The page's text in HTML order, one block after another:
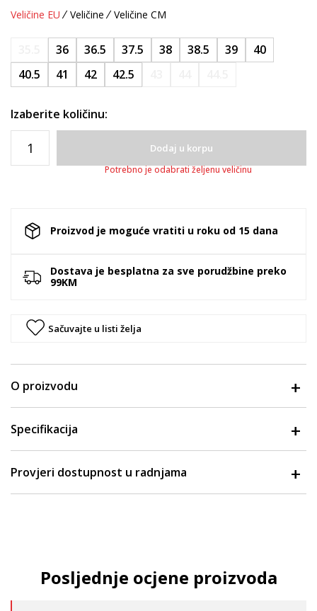
Veličine EU Veličine Veličine CM
36 36.5 37.5 38 38.5 39
40
40.5
41 42 42.5
Izaberite količinu:
Dodaj u korpu
Potrebno je odabrati željenu veličinu
Proizvod je moguće vratiti u roku od 15 dana
Dostava je besplatna za sve porudžbine preko
99KM
Sačuvajte u listi želja
O proizvodu
Specifikacija
Provjeri dostupnost u radnjama
Posljednje ocjene proizvoda